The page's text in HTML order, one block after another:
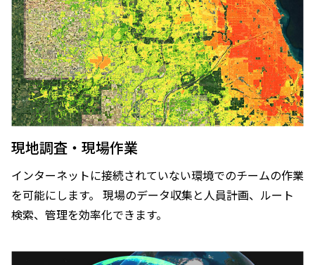
現地調査・現場作業
インターネットに接続されていない環境でのチームの作業
を可能にします。 現場のデータ収集と人員計画、ルート
検索、管理を効率化できます。